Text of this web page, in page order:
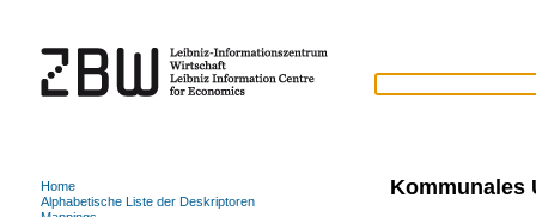
Kommunales
Home
Alphabetische Liste der Deskriptoren